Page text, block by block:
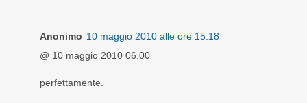
Anonimo 10 maggio 2010 alle ore 15:18
@ 10 maggio 2010 06.00
perfettamente.